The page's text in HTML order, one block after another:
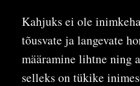
Kahjuks ei ole
tõusvate ja langevate
määramine lihtne ning
selleks on tükike